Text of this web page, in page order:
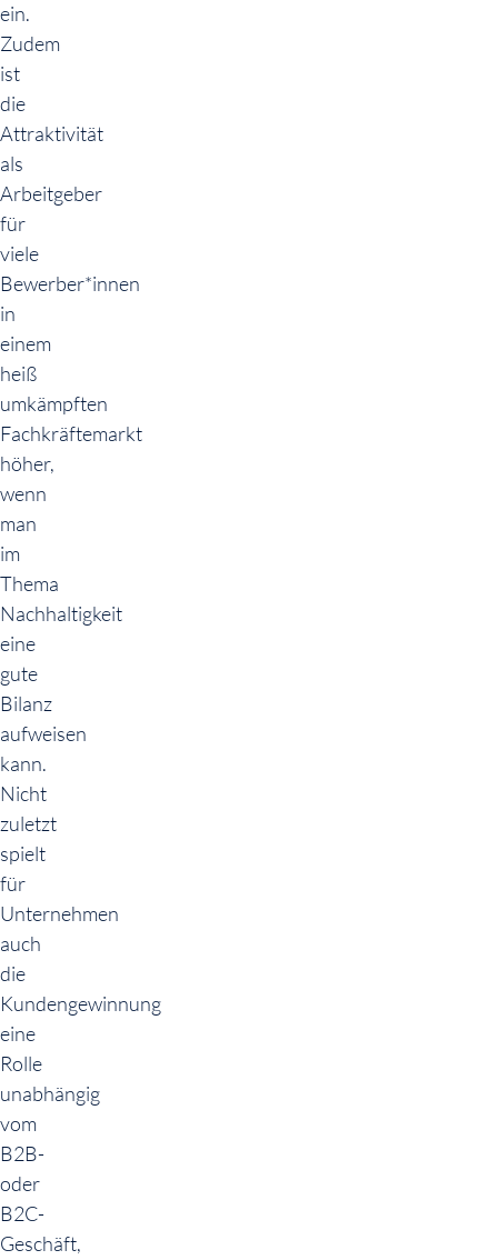
ein.
Zudem
ist
die
Attraktivität
als
Arbeitgeber
für
viele
Bewerber*innen
in
einem
heiß
umkämpften
Fachkräftemarkt
höher,
wenn
man
im
Thema
Nachhaltigkeit
eine
gute
Bilanz
aufweisen
kann.
Nicht
zuletzt
spielt
für
Unternehmen
auch
die
Kundengewinnung
eine
Rolle
unabhängig
vom
B2B-
oder
B2C-
Geschäft,